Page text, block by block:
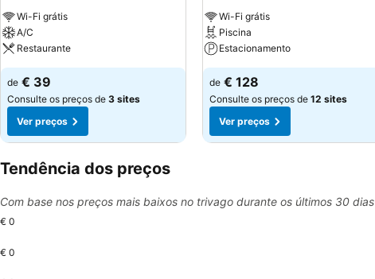
Wi-Fi grátis
A/C
Restaurante
de € 39
Consulte os preços de 3 sites
Ver preços
Wi-Fi grátis
Piscina
Estacionamento
de € 128
Consulte os preços de 12 sites
Ver preços
Tendência dos preços
Com base nos preços mais baixos no trivago durante os últimos 30 dias
€ 0
€ 0